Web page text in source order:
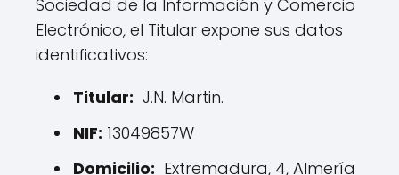
Sociedad de la Información y Comercio
Electrónico, el Titular expone sus datos
identificativos:
Titular: J.N. Martin.
NIF: 13049857W
Domicilio: Extremadura, 4, Almería